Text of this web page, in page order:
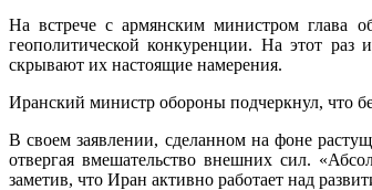
На встрече с армянским министром глава
геополитической конкуренции. На этот
скрывают их настоящие намерения.
Иранский министр обороны подчеркнул, что
В своем заявлении, сделанном на фоне
отвергая вмешательство внешних сил.
заметив, что Иран активно работает над